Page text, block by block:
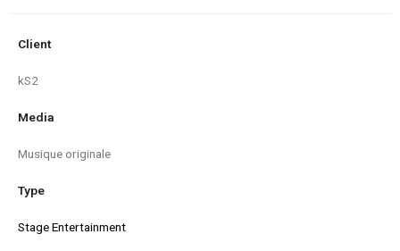
Client
kS2
Media
Musique originale
Type
Stage Entertainment